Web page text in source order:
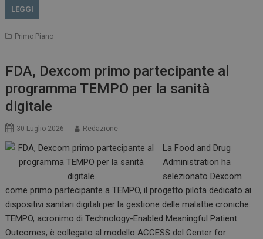
LEGGI
Primo Piano
FDA, Dexcom primo partecipante al
programma TEMPO per la sanità
digitale
30 Luglio 2026 Redazione
La Food and Drug
Administration ha
selezionato Dexcom
come primo partecipante a TEMPO, il progetto pilota dedicato ai
dispositivi sanitari digitali per la gestione delle malattie croniche.
TEMPO, acronimo di Technology-Enabled Meaningful Patient
Outcomes, è collegato al modello ACCESS del Center for
__Secure-YNID